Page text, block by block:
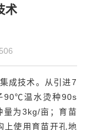
术
506
成技术。从引进7
90℃温水烫种90s
为3kg/亩；育苗
上使用育苗开孔地